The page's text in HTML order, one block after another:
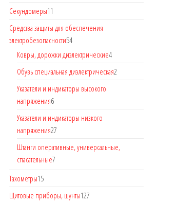
Секундомеры11
Средства защиты для обеспечения
электробезопасности54
Ковры, дорожки диэлектрические4
Обувь специальная диэлектрическая2
Указатели и индикаторы высокого
напряжения6
Указатели и индикаторы низкого
напряжения27
Штанги оперативные, универсальные,
спасательные7
Тахометры15
Щитовые приборы, шунты127